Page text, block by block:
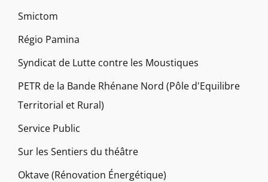
Smictom
Régio Pamina
Syndicat de Lutte contre les Moustiques
PETR de la Bande Rhénane Nord (Pôle d'Equilibre
Territorial et Rural)
Service Public
Sur les Sentiers du théâtre
Oktave (Rénovation Énergétique)